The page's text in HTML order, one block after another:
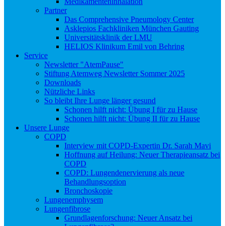
Partner
Das Comprehensive Pneumology Center
Asklepios Fachkliniken München Gauting
Universitätsklinik der LMU
HELIOS Klinikum Emil von Behring
Service
Newsletter "AtemPause"
Stiftung Atemweg Newsletter Sommer 2025
Downloads
Nützliche Links
So bleibt Ihre Lunge länger gesund
Schonen hilft nicht: Übung I für zu Hause
Schonen hilft nicht: Übung II für zu Hause
Unsere Lunge
COPD
Interview mit COPD-Expertin Dr. Sarah Mavi
Hoffnung auf Heilung: Neuer Therapieansatz bei
COPD
COPD: Lungendenervierung als neue
Behandlungsoption
Bronchoskopie
Lungenemphysem
Lungenfibrose
Grundlagenforschung: Neuer Ansatz bei